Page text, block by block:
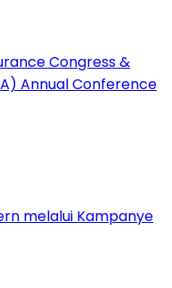
Congress &
Annual Conference
melalui Kampanye